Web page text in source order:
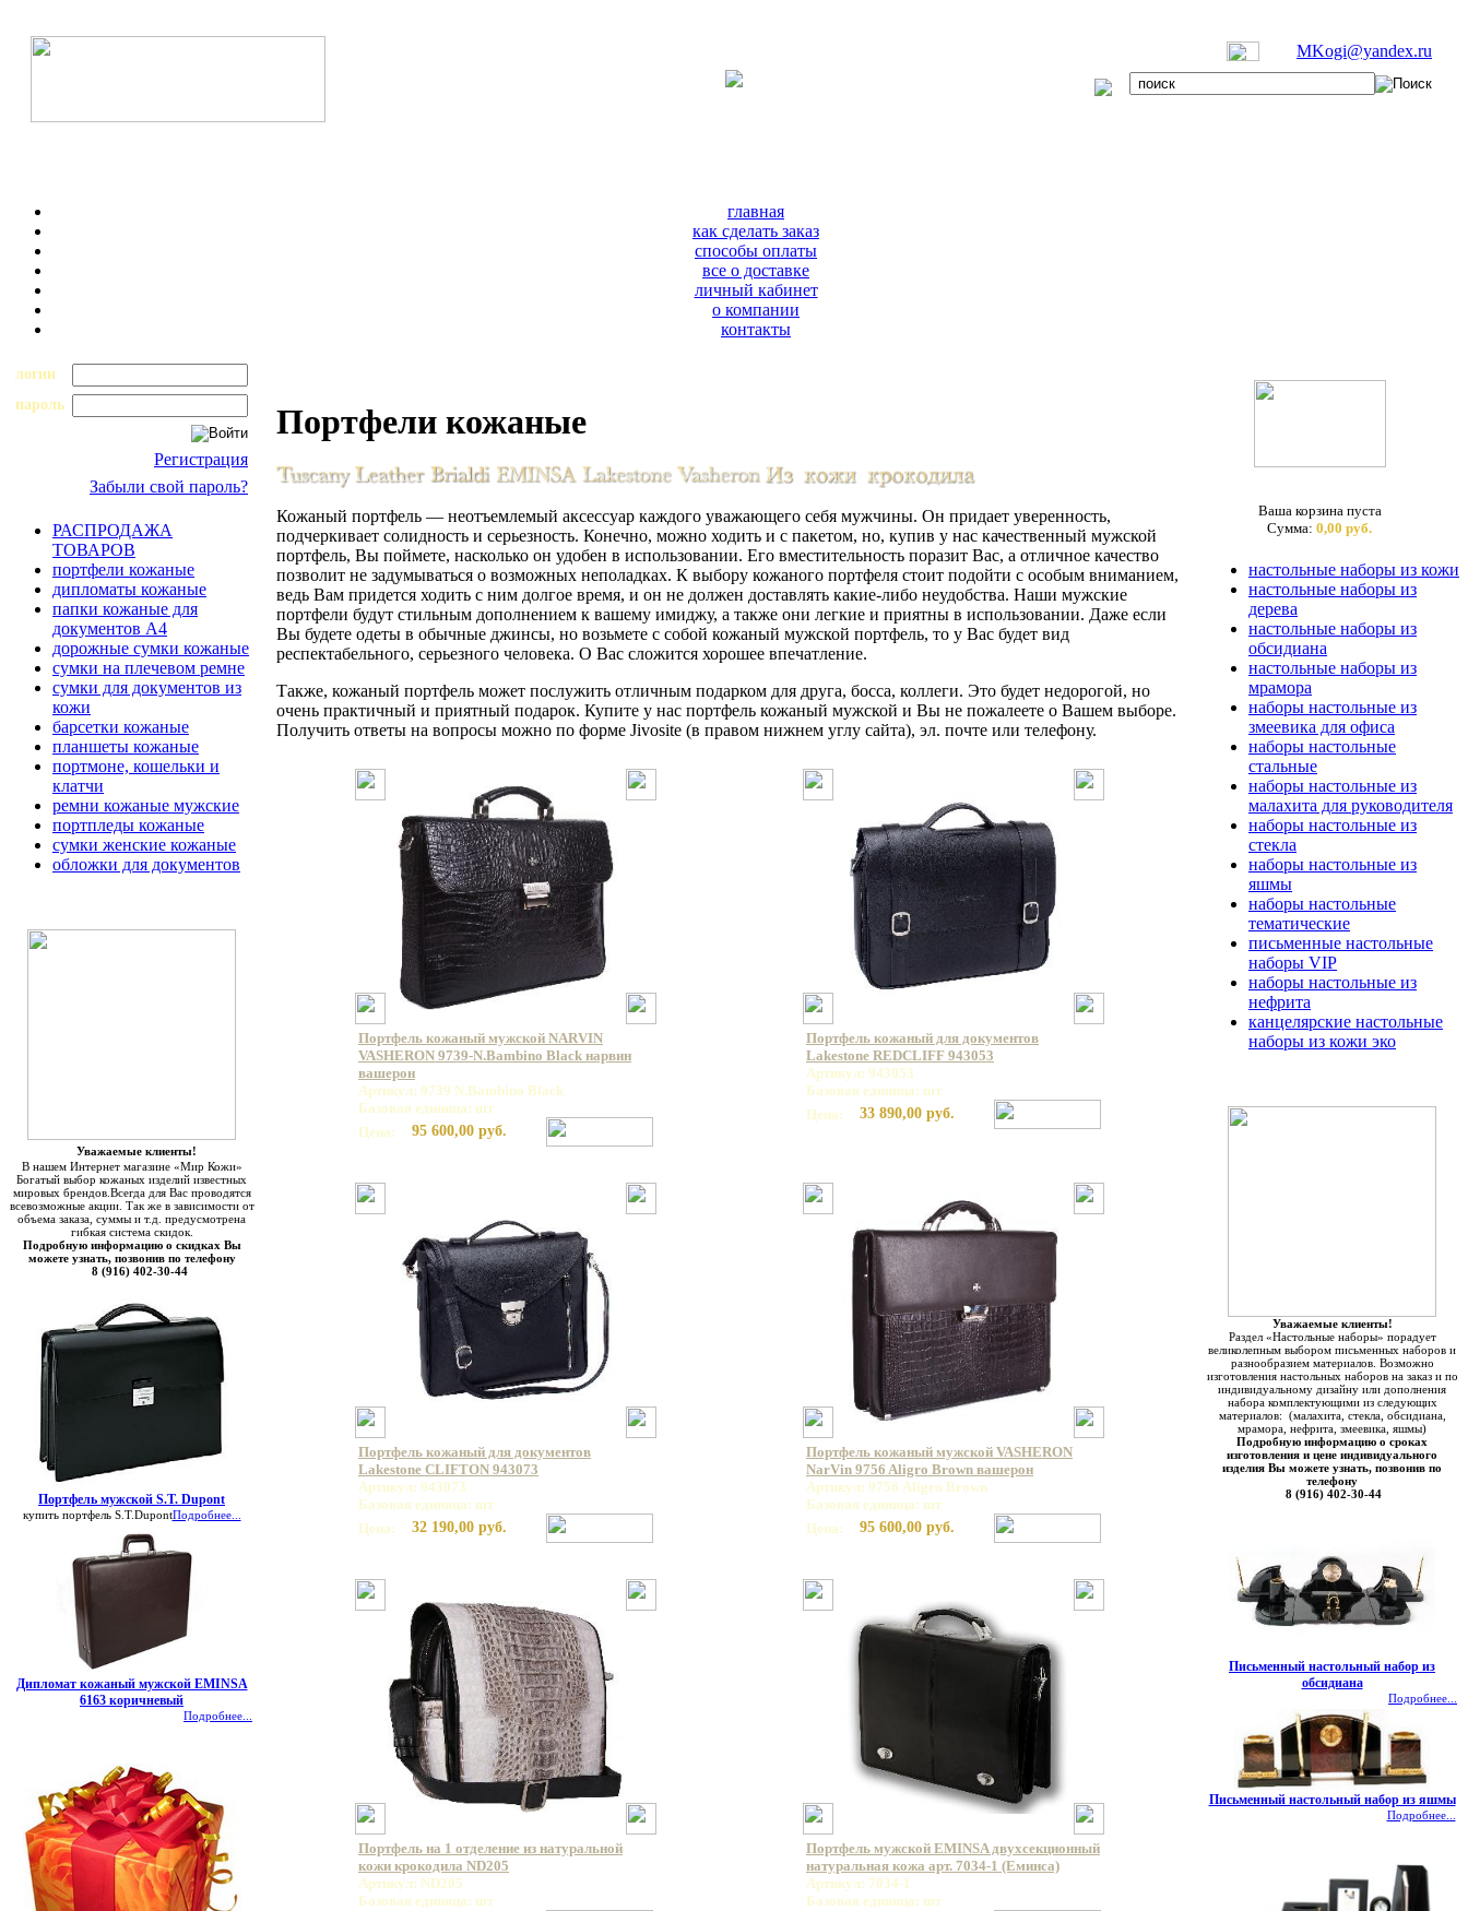
MKogi@yandex.ru
главная
как сделать заказ
способы оплаты
все о доставке
личный кабинет
о компании
контакты
логин
пароль
Регистрация
Забыли свой пароль?
РАСПРОДАЖА
ТОВАРОВ
портфели кожаные
дипломаты кожаные
папки кожаные для
документов А4
дорожные сумки кожаные
сумки на плечевом ремне
сумки для документов из
кожи
барсетки кожаные
планшеты кожаные
портмоне, кошельки и
клатчи
ремни кожаные мужские
портпледы кожаные
сумки женские кожаные
обложки для документов
Уважаемые клиенты!
В нашем Интернет магазине «Мир Кожи»
Богатый выбор кожаных изделий известных
мировых брендов.Всегда для Вас проводятся
всевозможные акции. Так же в зависимости от
объема заказа, суммы и т.д. предусмотрена
гибкая система скидок.
Подробную информацию о скидках Вы
можете узнать, позвонив по телефону
8 (916) 402-30-44
Портфель мужской S.T. Dupont
купить портфель S.T.DupontПодробнее...
Дипломат кожаный мужской EMINSA
6163 коричневый
Подробнее...
Портфели кожаные
Кожаный портфель — неотъемлемый аксессуар каждого уважающего себя мужчины. Он придает уверенность,
подчеркивает солидность и серьезность. Конечно, можно ходить и с пакетом, но, купив у нас качественный мужской
портфель, Вы поймете, насколько он удобен в использовании. Его вместительность поразит Вас, а отличное качество
позволит не задумываться о возможных неполадках. К выбору кожаного портфеля стоит подойти с особым вниманием,
ведь Вам придется ходить с ним долгое время, и он не должен доставлять какие-либо неудобства. Наши мужские
портфели будут стильным дополнением к вашему имиджу, а также они легкие и приятны в использовании. Даже если
Вы будете одеты в обычные джинсы, но возьмете с собой кожаный мужской портфель, то у Вас будет вид
респектабельного, серьезного человека. О Вас сложится хорошее впечатление.
Также, кожаный портфель может послужить отличным подарком для друга, босса, коллеги. Это будет недорогой, но
очень практичный и приятный подарок. Купите у нас портфель кожаный мужской и Вы не пожалеете о Вашем выборе.
Получить ответы на вопросы можно по форме Jivosite (в правом нижнем углу сайта), эл. почте или телефону.
Портфель кожаный мужской NARVIN
VASHERON 9739-N.Bambino Black нарвин
вашерон
Артикул: 9739 N.Bambino Black
Базовая единица: шт
Цена:
95 600,00 руб.
Портфель кожаный для документов
Lakestone REDCLIFF 943053
Артикул: 943053
Базовая единица: шт
Цена:
33 890,00 руб.
Портфель кожаный для документов
Lakestone CLIFTON 943073
Артикул: 943073
Базовая единица: шт
Цена:
32 190,00 руб.
Портфель кожаный мужской VASHERON
NarVin 9756 Aligro Brown вашерон
Артикул: 9756 Aligro Brown
Базовая единица: шт
Цена:
95 600,00 руб.
Портфель на 1 отделение из натуральной
кожи крокодила ND205
Артикул: ND205
Базовая единица: шт
Портфель мужской EMINSA двухсекционный
натуральная кожа арт. 7034-1 (Еминса)
Артикул: 7034-1
Базовая единица: шт
Ваша корзина пуста
Сумма: 0,00 руб.
настольные наборы из кожи
настольные наборы из
дерева
настольные наборы из
обсидиана
настольные наборы из
мрамора
наборы настольные из
змеевика для офиса
наборы настольные
стальные
наборы настольные из
малахита для руководителя
наборы настольные из
стекла
наборы настольные из
яшмы
наборы настольные
тематические
письменные настольные
наборы VIP
наборы настольные из
нефрита
канцелярские настольные
наборы из кожи эко
Уважаемые клиенты!
Раздел «Настольные наборы» порадует
великолепным выбором письменных наборов и
разнообразием материалов. Возможно
изготовления настольных наборов на заказ и по
индивидуальному дизайну или дополнения
набора комплектующими из следующих
материалов: (малахита, стекла, обсидиана,
мрамора, нефрита, змеевика, яшмы)
Подробную информацию о сроках
изготовления и цене индивидуального
изделия Вы можете узнать, позвонив по
телефону
8 (916) 402-30-44
Письменный настольный набор из
обсидиана
Подробнее...
Письменный настольный набор из яшмы
Подробнее...